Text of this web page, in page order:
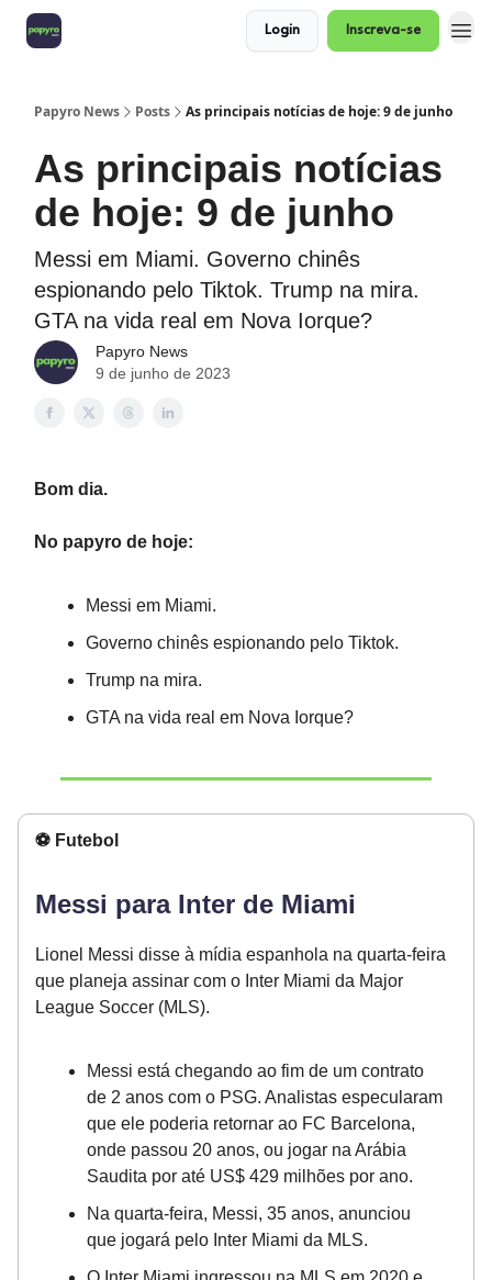
Login Inscreva-se
Papyro News Posts As principais notícias de hoje: 9 de junho
As principais notícias
de hoje: 9 de junho
Messi em Miami. Governo chinês
espionando pelo Tiktok. Trump na mira.
GTA na vida real em Nova Iorque?
Papyro News
9 de junho de 2023
Bom dia.
No papyro de hoje:
Messi em Miami.
Governo chinês espionando pelo Tiktok.
Trump na mira.
GTA na vida real em Nova Iorque?
⚽️ Futebol
Messi para Inter de Miami
Lionel Messi disse à mídia espanhola na quarta-feira
que planeja assinar com o Inter Miami da Major
League Soccer (MLS).
Messi está chegando ao fim de um contrato
de 2 anos com o PSG. Analistas especularam
que ele poderia retornar ao FC Barcelona,
onde passou 20 anos, ou jogar na Arábia
Saudita por até US$ 429 milhões por ano.
Na quarta-feira, Messi, 35 anos, anunciou
que jogará pelo Inter Miami da MLS.